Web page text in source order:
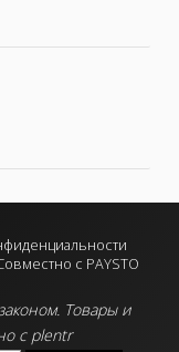
с PAYSTO
Товары и
с plentr